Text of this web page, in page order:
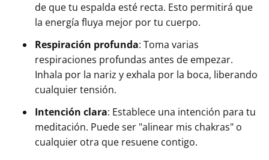
de que tu espalda esté recta. Esto permitirá que
la energía fluya mejor por tu cuerpo.
Respiración profunda: Toma varias
respiraciones profundas antes de empezar.
Inhala por la nariz y exhala por la boca, liberando
cualquier tensión.
Intención clara: Establece una intención para tu
meditación. Puede ser "alinear mis chakras" o
cualquier otra que resuene contigo.